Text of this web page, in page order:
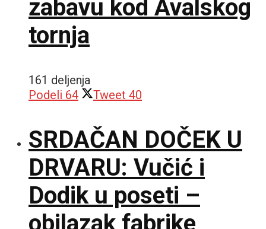
zabavu kod Avalskog
tornja
161 deljenja
Podeli 64 Tweet 40
SRDAČAN DOČEK U
DRVARU: Vučić i
Dodik u poseti –
obilazak fabrike